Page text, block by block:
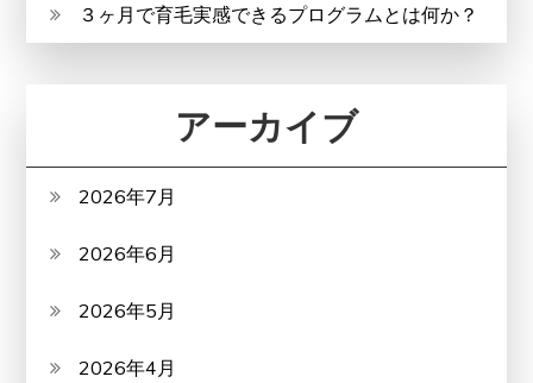
３ヶ月で育毛実感できるプログラムとは何か？
アーカイブ
2026年7月
2026年6月
2026年5月
2026年4月